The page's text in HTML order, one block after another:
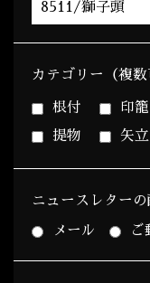
カテゴリー（複数
根付 印籠
提物
矢立
ニュースレターの
メール ご